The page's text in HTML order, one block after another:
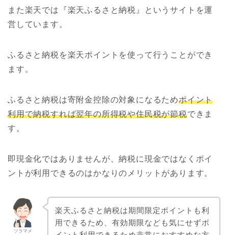
また楽天では『楽天ふるさと納税』というサイトを運
営しています。
ふるさと納税を楽天ポイントを使って行うことができ
ます。
ふるさと納税は寄附金控除の対象になるためポイント
利用で納税すれば翌年の所得税や住民税が節税できま
す。
即現金化ではありませんが、納税に現金ではなくポイ
ントが利用できるのはかなりのメリットがあります。
ソラマメ
楽天ふるさと納税は期間限定ポイントも利
用できるため、有効期限なども気にせずポ